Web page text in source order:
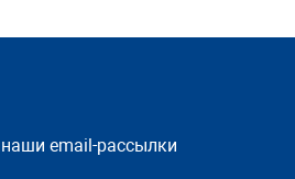
email-рассылки